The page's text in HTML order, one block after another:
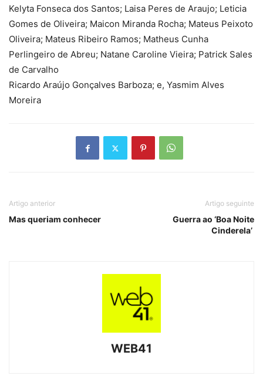
Kelyta Fonseca dos Santos; Laisa Peres de Araujo; Leticia
Gomes de Oliveira; Maicon Miranda Rocha; Mateus Peixoto
Oliveira; Mateus Ribeiro Ramos; Matheus Cunha
Perlingeiro de Abreu; Natane Caroline Vieira; Patrick Sales
de Carvalho
Ricardo Araújo Gonçalves Barboza; e, Yasmim Alves
Moreira
Artigo anterior
Mas queriam conhecer
Artigo seguinte
Guerra ao ‘Boa Noite
Cinderela’
WEB41